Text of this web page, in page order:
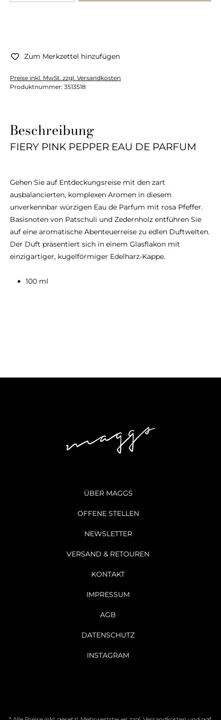
Zum Merkzettel hinzufügen
Preise inkl. MwSt. zzgl. Versandkosten
Produktnummer: 3513518
Beschreibung
FIERY PINK PEPPER EAU DE PARFUM
Gehen Sie auf Entdeckungsreise mit den zart
ausbalancierten, komplexen Aromen in diesem
unverkennbar würzigen Eau de Parfum mit rosa Pfeffer.
Basisnoten von Patschuli und Zedernholz entführen Sie
auf eine aromatische Abenteuerreise zu edlen Duftwelten.
Der Duft präsentiert sich in einem Glasflakon mit
einzigartiger, kugelförmiger Edelharz-Kappe.
100 ml
ÜBER MAGGS
OFFENE STELLEN
NEWSLETTER
VERSAND & RETOUREN
KONTAKT
IMPRESSUM
AGB
DATENSCHUTZ
INSTAGRAM